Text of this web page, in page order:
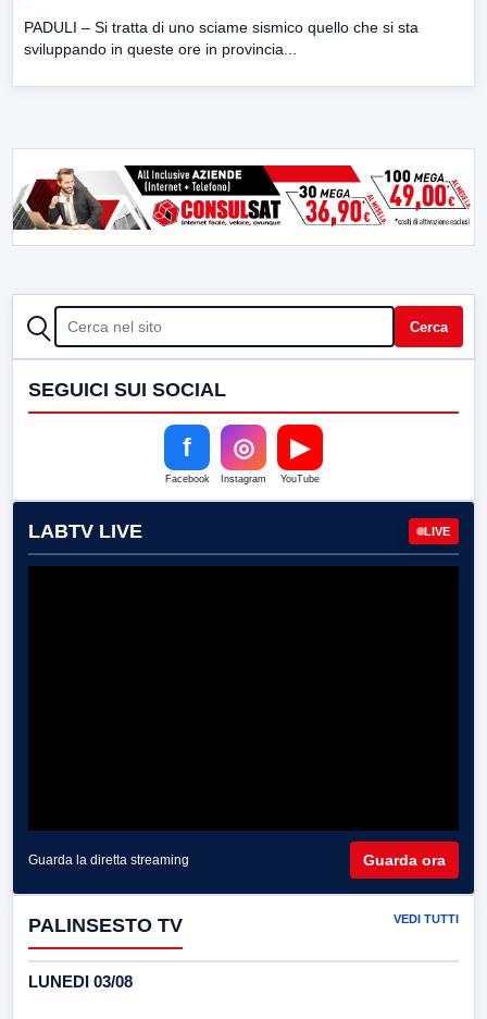
PADULI – Si tratta di uno sciame sismico quello che si sta
sviluppando in queste ore in provincia...
CERCA Cerca
SEGUICI SUI SOCIAL
f
Facebook
◎
Instagram
▶
YouTube
LABTV LIVE LIVE
Guarda la diretta streaming Guarda ora
PALINSESTO TV VEDI TUTTI
LUNEDI 03/08